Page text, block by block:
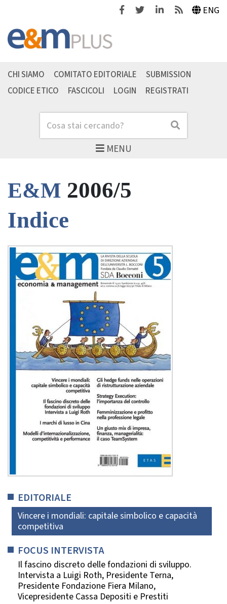
FacebookTwitterLinkedinFeeds ENG
MENU
Cerca Cerca
CHI SIAMO COMITATO EDITORIALE
SUBMISSION
CODICE ETICO
FASCICOLI LOGIN REGISTRATI
E&M 2006/5
Indice
EDITORIALE
Vincere i mondiali: capitale simbolico e capacità
competitiva
FOCUS INTERVISTA
Il fascino discreto delle fondazioni di sviluppo.
Intervista a Luigi Roth, Presidente Terna,
Presidente Fondazione Fiera Milano,
Vicepresidente Cassa Depositi e Prestiti